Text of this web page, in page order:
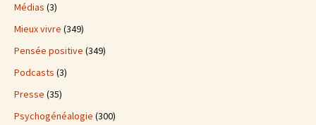
Médias (3)
Mieux vivre (349)
Pensée positive (349)
Podcasts (3)
Presse (35)
Psychogénéalogie (300)